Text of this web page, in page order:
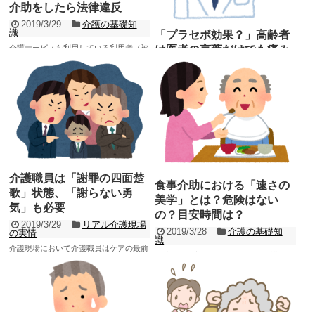
介助をしたら法律違反
2019/3/29
介護の基礎知
識
介護サービスを利用している利用者（被
介護者）の多くは高齢でもある為、何か
しらの持病を抱えていることが多く、内
服薬が処方されています。...
記事を読む
「プラセボ効果？」高齢者
は医者の言葉だけでも痛み
が取れる
2019/3/29 高齢者の特徴
プラセボ（プラシーボ）効果とは「偽薬
効果」とも言われています。 本来は薬効
として効く成分がない薬（偽薬）を投与
したのに、病気が...
記事を読む
介護職員は「謝罪の四面楚
歌」状態、「謝らない勇
気」も必要
2019/3/29
リアル介護現場
の実情
介護現場において介護職員はケアの最前
線で働く仕事ですが、「謝罪」について
も最前線に立たされている職種です。
「最前線」どころか...
記事を読む
食事介助における「速さの
美学」とは？危険はない
の？目安時間は？
2019/3/28
介護の基礎知
識
では「速さの美学」というものが存在し
ます。 実際にはそういう美学は存在しな
いのですが、介護...
記事を読む